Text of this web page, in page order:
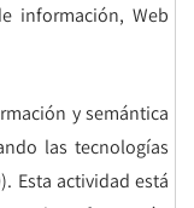
información, Web
y semántica
las tecnologías
Esta actividad está